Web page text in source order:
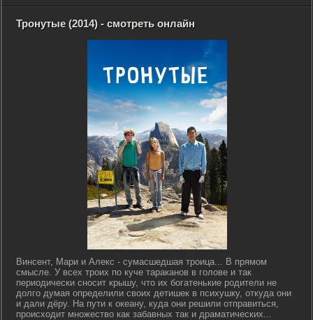
Тронутые (2014) - смотреть онлайн
Винсент, Мари и Алекс - сумасшедшая троица... В прямом
смысле. У всех троих по куче тараканов в голове и так
периодически сносит крышу, что их богатенькие родители не
долго думая определили своих детишек в психушку, откуда они
и дали дёру. На пути к океану, куда они решили отправиться,
происходит множество как забавных так и драматических...